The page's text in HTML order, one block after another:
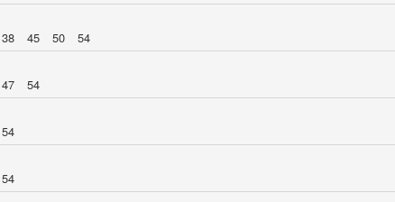
38 45 50 54
47 54
54
54